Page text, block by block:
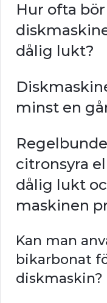
Hur ofta
dålig lukt?
minst en
citronsyra
dålig lukt
maskinen
Kan man
bikarbonat
diskmaskin?